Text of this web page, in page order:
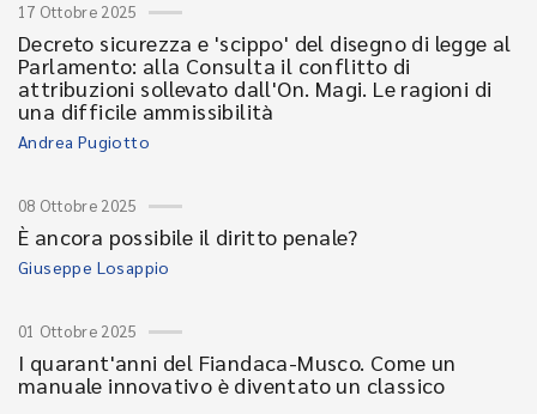
17 Ottobre 2025
Decreto sicurezza e 'scippo' del disegno di legge al
Parlamento: alla Consulta il conflitto di
attribuzioni sollevato dall'On. Magi. Le ragioni di
una difficile ammissibilità
Andrea Pugiotto
08 Ottobre 2025
È ancora possibile il diritto penale?
Giuseppe Losappio
01 Ottobre 2025
I quarant'anni del Fiandaca-Musco. Come un
manuale innovativo è diventato un classico